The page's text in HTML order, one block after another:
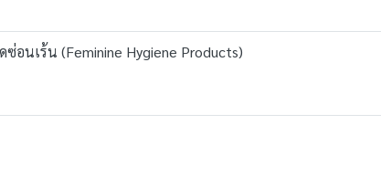
อนเร้น (Feminine Hygiene Products)